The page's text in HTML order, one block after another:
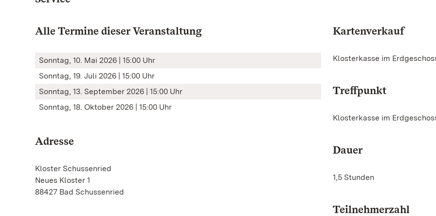
Alle Termine dieser Veranstaltung
Sonntag, 10. Mai 2026 | 15:00 Uhr
Sonntag, 19. Juli 2026 | 15:00 Uhr
Sonntag, 13. September 2026 | 15:00 Uhr
Sonntag, 18. Oktober 2026 | 15:00 Uhr
Adresse
Kloster Schussenried
Neues Kloster 1
88427 Bad Schussenried
Kartenverkauf
Klosterkasse im
Treffpunkt
Klosterkasse im
Dauer
1,5 Stunden
Teilnehmerzahl